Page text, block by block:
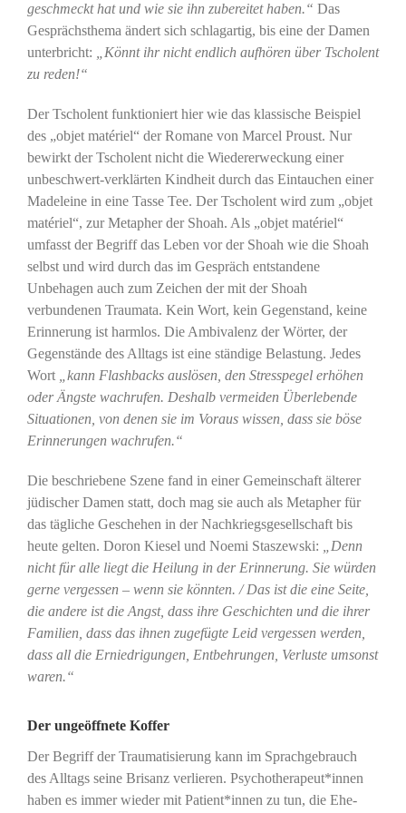
geschmeckt hat und wie sie ihn zubereitet haben.“ Das
Gesprächsthema ändert sich schlagartig, bis eine der Damen
unterbricht: „Könnt ihr nicht endlich aufhören über Tscholent
zu reden!“
Der Tscholent funktioniert hier wie das klassische Beispiel
des „objet matériel“ der Romane von Marcel Proust. Nur
bewirkt der Tscholent nicht die Wiedererweckung einer
unbeschwert-verklärten Kindheit durch das Eintauchen einer
Madeleine in eine Tasse Tee. Der Tscholent wird zum „objet
matériel“, zur Metapher der Shoah. Als „objet matériel“
umfasst der Begriff das Leben vor der Shoah wie die Shoah
selbst und wird durch das im Gespräch entstandene
Unbehagen auch zum Zeichen der mit der Shoah
verbundenen Traumata. Kein Wort, kein Gegenstand, keine
Erinnerung ist harmlos. Die Ambivalenz der Wörter, der
Gegenstände des Alltags ist eine ständige Belastung. Jedes
Wort „kann Flashbacks auslösen, den Stresspegel erhöhen
oder Ängste wachrufen. Deshalb vermeiden Überlebende
Situationen, von denen sie im Voraus wissen, dass sie böse
Erinnerungen wachrufen.“
Die beschriebene Szene fand in einer Gemeinschaft älterer
jüdischer Damen statt, doch mag sie auch als Metapher für
das tägliche Geschehen in der Nachkriegsgesellschaft bis
heute gelten. Doron Kiesel und Noemi Staszewski: „Denn
nicht für alle liegt die Heilung in der Erinnerung. Sie würden
gerne vergessen – wenn sie könnten. / Das ist die eine Seite,
die andere ist die Angst, dass ihre Geschichten und die ihrer
Familien, dass das ihnen zugefügte Leid vergessen werden,
dass all die Erniedrigungen, Entbehrungen, Verluste umsonst
waren.“
Der ungeöffnete Koffer
Der Begriff der Traumatisierung kann im Sprachgebrauch
des Alltags seine Brisanz verlieren. Psychotherapeut*innen
haben es immer wieder mit Patient*innen zu tun, die Ehe-